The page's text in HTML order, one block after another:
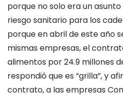
porque no solo era un
riesgo sanitario para los
porque en abril de este año
mismas empresas, el
alimentos por 24.9 millones
respondió que es “grilla”, y
contrato, a las empresas